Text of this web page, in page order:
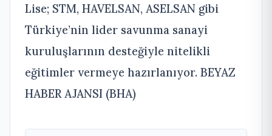
Lise; STM, HAVELSAN, ASELSAN gibi
Türkiye’nin lider savunma sanayi
kuruluşlarının desteğiyle nitelikli
eğitimler vermeye hazırlanıyor. BEYAZ
HABER AJANSI (BHA)